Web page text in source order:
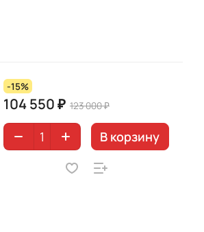
-15%
104 550 ₽ 123 000 ₽
В корзину